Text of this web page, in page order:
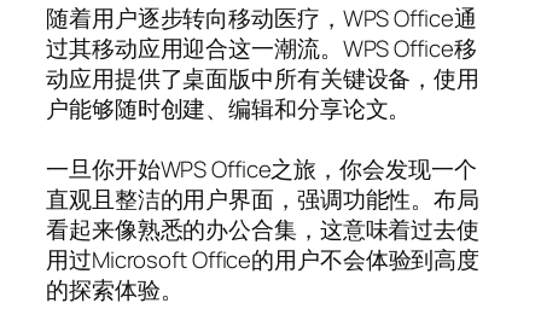
随着用户逐步转向移动医疗，WPS Office通
过其移动应用迎合这一潮流。WPS Office移
动应用提供了桌面版中所有关键设备，使用
户能够随时创建、编辑和分享论文。
一旦你开始WPS Office之旅，你会发现一个
直观且整洁的用户界面，强调功能性。布局
看起来像熟悉的办公合集，这意味着过去使
用过Microsoft Office的用户不会体验到高度
的探索体验。